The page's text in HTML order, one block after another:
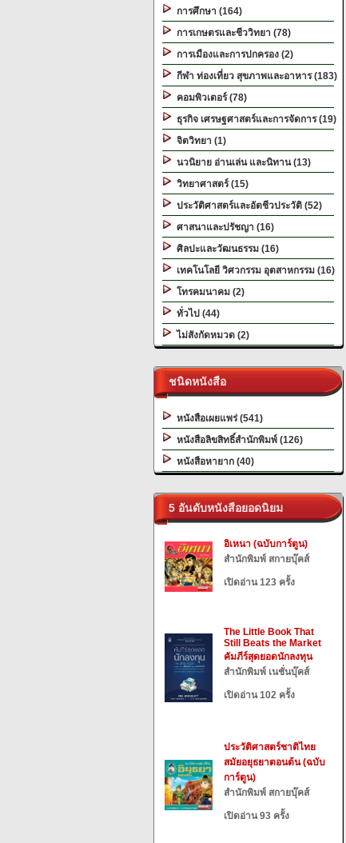
การศึกษา (164)
การเกษตรและชีววิทยา (78)
การเมืองและการปกครอง (2)
กีฬา ท่องเที่ยว สุขภาพและอาหาร (183)
คอมพิวเตอร์ (78)
ธุรกิจ เศรษฐศาสตร์และการจัดการ (19)
จิตวิทยา (1)
นวนิยาย อ่านเล่น และนิทาน (13)
วิทยาศาสตร์ (15)
ประวัติศาสตร์และอัตชีวประวัติ (52)
ศาสนาและปรัชญา (16)
ศิลปะและวัฒนธรรม (16)
เทคโนโลยี วิศวกรรม อุตสาหกรรม (16)
โทรคมนาคม (2)
ทั่วไป (44)
ไม่สังกัดหมวด (2)
ชนิดหนังสือ
หนังสือเผยแพร่ (541)
หนังสือลิขสิทธิ์สำนักพิมพ์ (126)
หนังสือหายาก (40)
5 อันดับหนังสือยอดนิยม
อิเหนา (ฉบับการ์ตูน)
สำนักพิมพ์ สกายบุ๊คส์
เปิดอ่าน 123 ครั้ง
The Little Book That
Still Beats the Market
คัมภีร์สุดยอดนักลงทุน
สำนักพิมพ์ เนชั่นบุ๊คส์
เปิดอ่าน 102 ครั้ง
ประวัติศาสตร์ชาติไทย
สมัยอยุธยาตอนต้น (ฉบับ
การ์ตูน)
สำนักพิมพ์ สกายบุ๊คส์
เปิดอ่าน 93 ครั้ง